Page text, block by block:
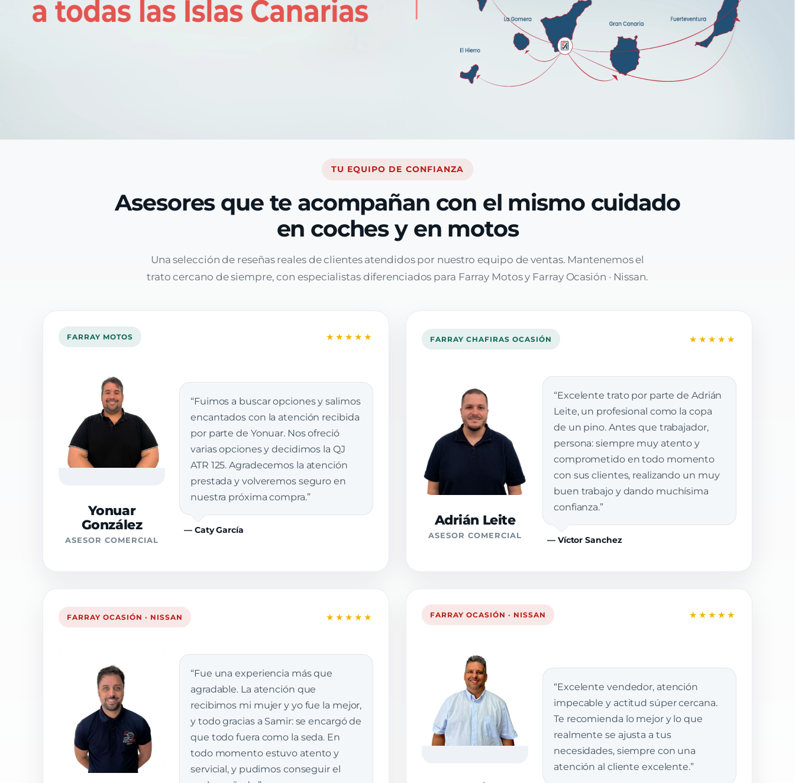
TU EQUIPO DE CONFIANZA
Asesores que te acompañan con el mismo cuidado
en coches y en motos
Una selección de reseñas reales de clientes atendidos por nuestro equipo de ventas. Mantenemos el
trato cercano de siempre, con especialistas diferenciados para Farray Motos y Farray Ocasión · Nissan.
FARRAY MOTOS ★★★★★
Yonuar
González
ASESOR COMERCIAL
“Fuimos a buscar opciones y salimos
encantados con la atención recibida
por parte de Yonuar. Nos ofreció
varias opciones y decidimos la QJ
ATR 125. Agradecemos la atención
prestada y volveremos seguro en
nuestra próxima compra.”
— Caty García
FARRAY CHAFIRAS OCASIÓN ★★★★★
Adrián Leite
ASESOR COMERCIAL
“Excelente trato por parte de Adrián
Leite, un profesional como la copa
de un pino. Antes que trabajador,
persona: siempre muy atento y
comprometido en todo momento
con sus clientes, realizando un muy
buen trabajo y dando muchísima
confianza.”
— Víctor Sanchez
FARRAY OCASIÓN · NISSAN ★★★★★
“Fue una experiencia más que
agradable. La atención que
recibimos mi mujer y yo fue la mejor,
y todo gracias a Samir: se encargó de
que todo fuera como la seda. En
todo momento estuvo atento y
servicial, y pudimos conseguir el
FARRAY OCASIÓN · NISSAN ★★★★★
“Excelente vendedor, atención
impecable y actitud súper cercana.
Te recomienda lo mejor y lo que
realmente se ajusta a tus
necesidades, siempre con una
atención al cliente excelente.”